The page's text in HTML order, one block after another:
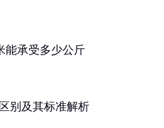
能承受多少公斤
别及其标准解析